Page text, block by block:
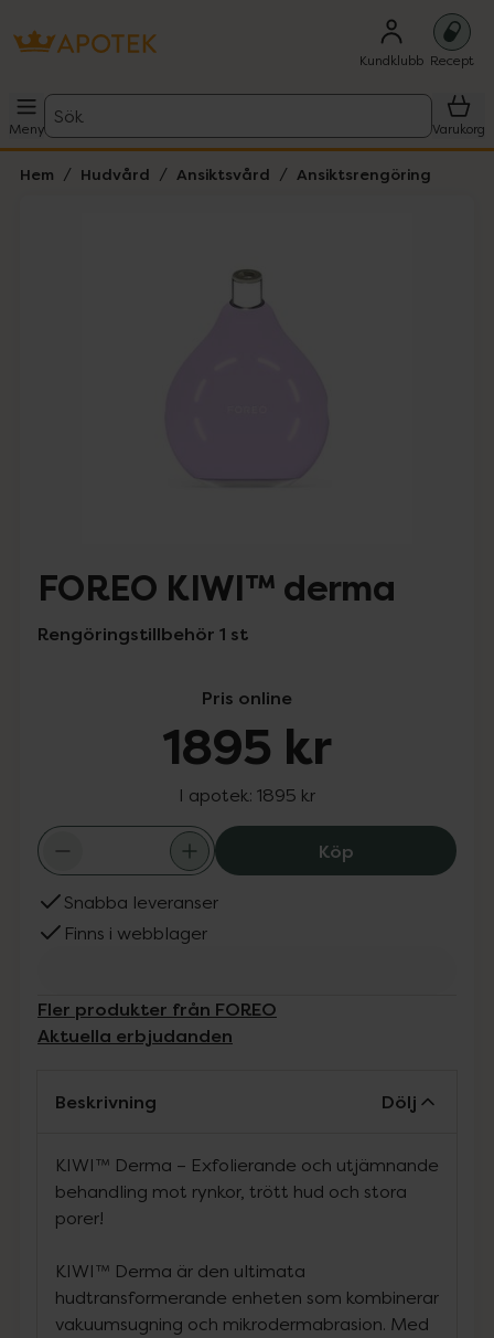
Kundklubb Recept
Meny
Sök
Varukorg
Hem Hudvård Ansiktsvård Ansiktsrengöring
FOREO KIWI™ derma
Rengöringstillbehör 1 st
Pris online
1895 kr
I apotek: 1895 kr
KöpFOREO KIWI™
Snabba leveranser
Finns i webblager
Fler produkter från FOREO
Aktuella erbjudanden
Beskrivning Dölj
KIWI™ Derma – Exfolierande och utjämnande
behandling mot rynkor, trött hud och stora
porer!
KIWI™ Derma är den ultimata
hudtransformerande enheten som kombinerar
vakuumsugning och mikrodermabrasion. Med